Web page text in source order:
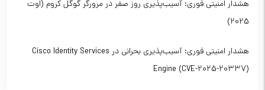
هشدار امنیتی فوری: آسیب‌پذیری روز صفر در مرورگر گوگل کروم (اوت
2025)
هشدار امنیتی فوری: آسیب‌پذیری بحرانی در Cisco Identity Services
Engine (CVE-2025-20337)